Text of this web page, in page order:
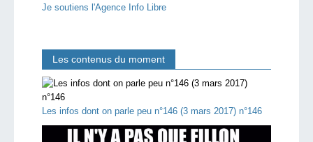
Je soutiens l'Agence Info Libre
Les contenus du moment
Les infos dont on parle peu n°146 (3 mars 2017) n°146